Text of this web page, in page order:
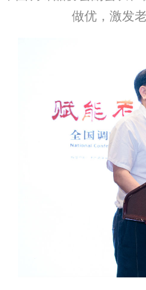
做优，激发